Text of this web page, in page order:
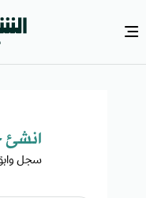
انشئ
سجل وابق